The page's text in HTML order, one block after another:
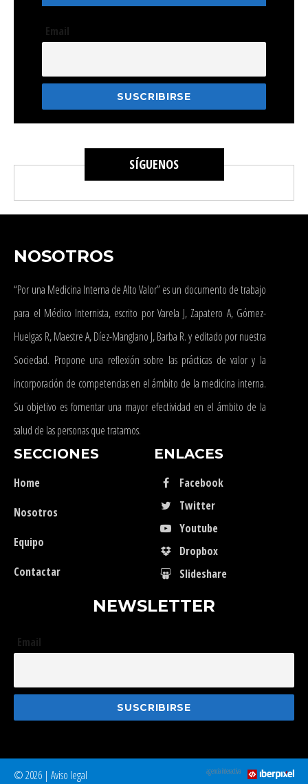
Email
SÍGUENOS
NOSOTROS
“Por una Medicina Interna de Alto Valor” es un documento de trabajo
para el Médico Internista, escrito por Varela J, Zapatero A, Gómez-
Huelgas R, Maestre A, Díez-Manglano J, Barba R. y editado por nuestra
Sociedad. Propone una reflexión sobre las prácticas de valor y la
incorporación de competencias en el ámbito de la medicina interna.
Su objetivo es fomentar una mayor efectividad en el ámbito de la
salud de las personas que tratamos.
SECCIONES
Home
Nosotros
Equipo
Contactar
ENLACES
Facebook
Twitter
Youtube
Dropbox
Slideshare
NEWSLETTER
Email
© 2026 |Aviso legal agencia interactiva